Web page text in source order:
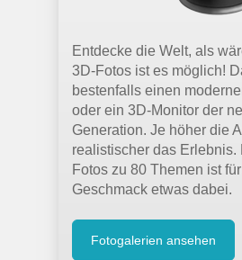
Entdecke die Welt, als
3D-Fotos ist es möglich!
bestenfalls einen
oder ein 3D-Monitor der
Generation. Je höher die
realistischer das Erlebnis.
Fotos zu 80 Themen ist
Geschmack etwas dabei.
Fotogalerien ansehen